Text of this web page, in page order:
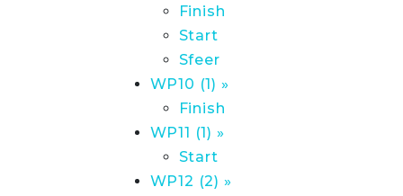
Finish
Start
Sfeer
WP10 (1) »
Finish
WP11 (1) »
Start
WP12 (2) »